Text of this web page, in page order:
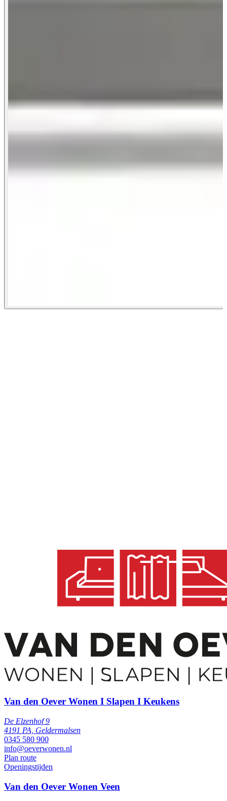
Van den Oever Wonen I Slapen I Keukens
De Elzenhof 9
4191 PA, Geldermalsen
0345 580 900
info@oeverwonen.nl
Plan route
Openingstijden
Van den Oever Wonen Veen